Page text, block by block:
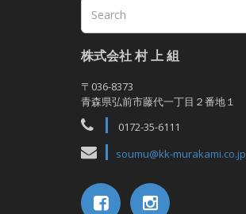
株式会社 村 上 組
〒036-8373
青森県弘前市藤代一丁目２番地１
0172-35-6111
soumu@kk-murakami.co.jp